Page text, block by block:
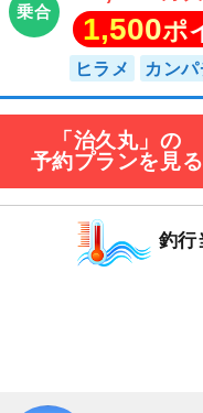
◆午前◆
12,000
1,500
ヒラメ カ
「治久丸」の
予約プランを見る
釣行